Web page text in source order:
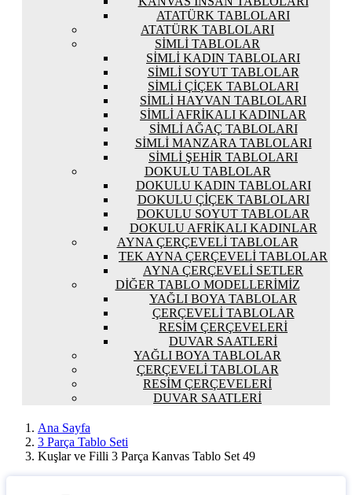
ATATÜRK TABLOLARI
ATATÜRK TABLOLARI
SIMLI TABLOLAR
SIMLI KADIN TABLOLARI
SIMLI SOYUT TABLOLAR
SIMLI ÇIÇEK TABLOLARI
SIMLI HAYVAN TABLOLARI
SIMLI AFRIKALI KADINLAR
SIMLI AĞAÇ TABLOLARI
SIMLI MANZARA TABLOLARI
SIMLI ŞEHIR TABLOLARI
DOKULU TABLOLAR
DOKULU KADIN TABLOLARI
DOKULU ÇIÇEK TABLOLARI
DOKULU SOYUT TABLOLAR
DOKULU AFRIKALI KADINLAR
AYNA ÇERÇEVELI TABLOLAR
TEK AYNA ÇERÇEVELI TABLOLAR
AYNA ÇERÇEVELI SETLER
DIĞER TABLO MODELLERIMIZ
YAĞLI BOYA TABLOLAR
ÇERÇEVELI TABLOLAR
RESIM ÇERÇEVELERI
DUVAR SAATLERI
YAĞLI BOYA TABLOLAR
ÇERÇEVELI TABLOLAR
RESIM ÇERÇEVELERI
DUVAR SAATLERI
Ana Sayfa
3 Parça Tablo Seti
Kuşlar ve Filli 3 Parça Kanvas Tablo Set 49